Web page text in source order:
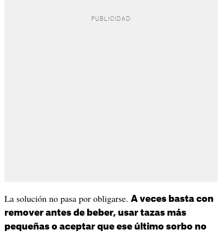
La solución no pasa por obligarse. A veces basta con
remover antes de beber, usar tazas más
pequeñas o aceptar que ese último sorbo no